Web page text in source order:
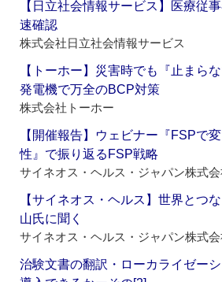
【日立社会情報サービス】医療従
速確認
株式会社日立社会情報サービス
【トーホー】災害時でも『止まら
発電機で万全のBCP対策
株式会社トーホー
【開催報告】ウェビナー『FSPで
性』で振り返るFSP戦略
サイネオス・ヘルス・ジャパン株式会
【サイネオス・ヘルス】世界とつ
山氏に聞く
サイネオス・ヘルス・ジャパン株式会
治験文書の翻訳・ローカライゼー